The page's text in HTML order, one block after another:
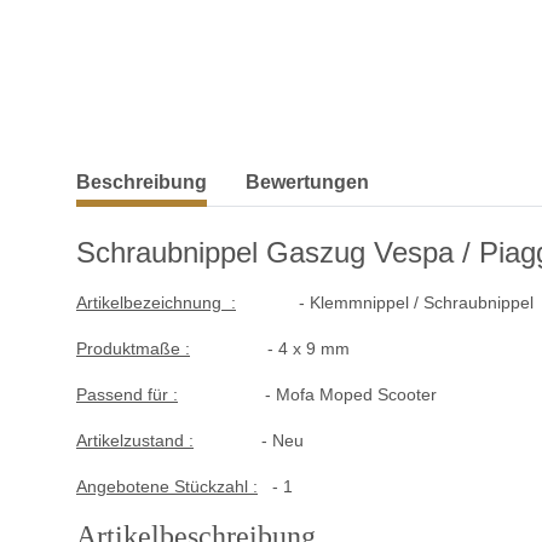
weitere Registerkarten anzeigen
Beschreibung Bewertungen
Schraubnippel Gaszug Vespa /
Artikelbezeichnung : - Klemmnippel / Schraubnippel
Produktmaße : - 4 x 9 mm
Passend für : - Mofa Moped Scooter
Artikelzustand : - Neu
Angebotene Stückzahl : - 1